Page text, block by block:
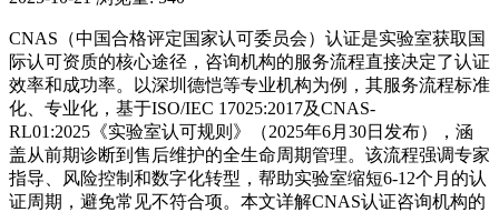
CNAS（中国合格评定国家认可委员会）认证是实验室获取国
际认可资质的核心途径，咨询机构的服务流程直接决定了认证
效率和成功率。以深圳德恺等专业机构为例，其服务流程标准
化、专业化，基于ISO/IEC 17025:2017及CNAS-
RL01:2025《实验室认可规则》（2025年6月30日发布），涵
盖从前期诊断到售后维护的全生命周期管理。该流程强调专家
指导、风险控制和数字化转型，帮助实验室缩短6-12个月的认
证周期，避免常见不符合项。本文详解CNAS认证咨询机构的